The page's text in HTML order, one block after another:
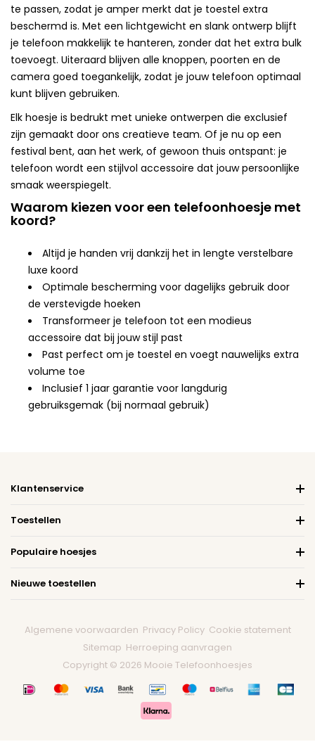
te passen, zodat je amper merkt dat je toestel extra
beschermd is. Met een lichtgewicht en slank ontwerp blijft
je telefoon makkelijk te hanteren, zonder dat het extra bulk
toevoegt. Uiteraard blijven alle knoppen, poorten en de
camera goed toegankelijk, zodat je jouw telefoon optimaal
kunt blijven gebruiken.
Elk hoesje is bedrukt met unieke ontwerpen die exclusief
zijn gemaakt door ons creatieve team. Of je nu op een
festival bent, aan het werk, of gewoon thuis ontspant: je
telefoon wordt een stijlvol accessoire dat jouw persoonlijke
smaak weerspiegelt.
Waarom kiezen voor een telefoonhoesje met
koord?
Altijd je handen vrij dankzij het in lengte verstelbare
luxe koord
Optimale bescherming voor dagelijks gebruik door
de verstevigde hoeken
Transformeer je telefoon tot een modieus
accessoire dat bij jouw stijl past
Past perfect om je toestel en voegt nauwelijks extra
volume toe
Inclusief 1 jaar garantie voor langdurig
gebruiksgemak (bij normaal gebruik)
Klantenservice
Toestellen
Populaire hoesjes
Nieuwe toestellen
Algemene voorwaarden Privacy Policy Cookie statement
Sitemap Herroeping aanvragen
Copyright © 2026 Mooie Telefoonhoesjes